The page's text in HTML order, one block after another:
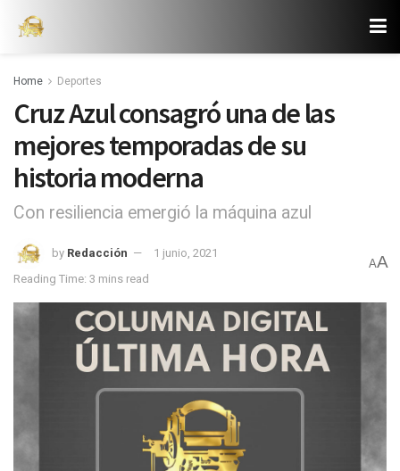
Home Deportes
Cruz Azul consagró una de las
mejores temporadas de su
historia moderna
Con resiliencia emergió la máquina azul
by Redacción
1 junio, 2021
Reading Time: 3 mins read
AA